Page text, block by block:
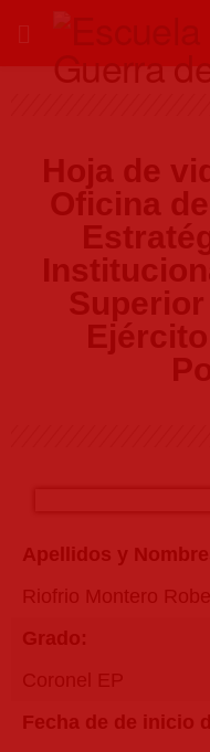
Hoja de
Oficina
Apellidos y
Riofrio Montero
Grado:
Coronel EP
Fecha de de inicio